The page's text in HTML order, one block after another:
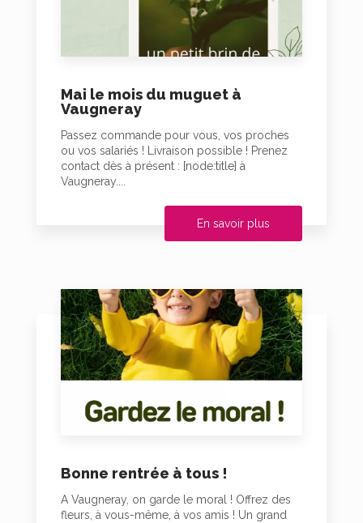
Mai le mois du muguet à
Vaugneray
Passez commande pour vous, vos proches
ou vos salariés ! Livraison possible ! Prenez
contact dès à présent : [node:title] à
Vaugneray....
En savoir plus
Bonne rentrée à tous !
A Vaugneray, on garde le moral ! Offrez des
fleurs, à vous-même, à vos amis ! Un grand